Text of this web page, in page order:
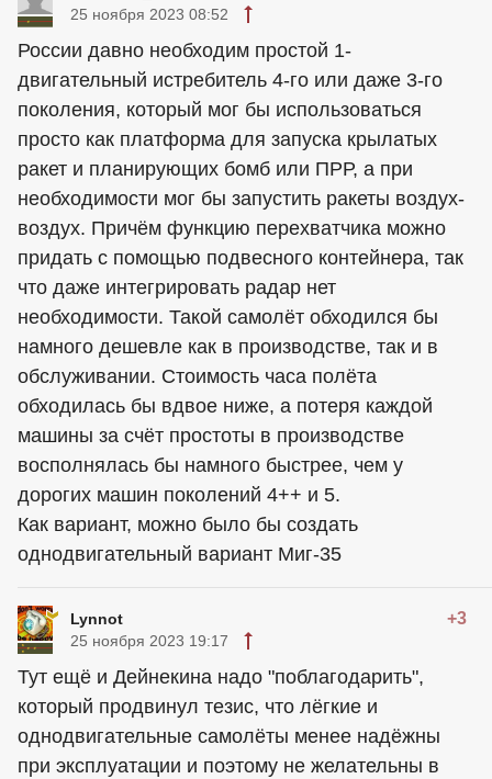
25 ноября 2023 08:52
России давно необходим простой 1-
двигательный истребитель 4-го или даже 3-го
поколения, который мог бы использоваться
просто как платформа для запуска крылатых
ракет и планирующих бомб или ПРР, а при
необходимости мог бы запустить ракеты воздух-
воздух. Причём функцию перехватчика можно
придать с помощью подвесного контейнера, так
что даже интегрировать радар нет
необходимости. Такой самолёт обходился бы
намного дешевле как в производстве, так и в
обслуживании. Стоимость часа полёта
обходилась бы вдвое ниже, а потеря каждой
машины за счёт простоты в производстве
восполнялась бы намного быстрее, чем у
дорогих машин поколений 4++ и 5.
Как вариант, можно было бы создать
однодвигательный вариант Миг-35
Lynnot +3
25 ноября 2023 19:17
Тут ещё и Дейнекина надо "поблагодарить",
который продвинул тезис, что лёгкие и
однодвигательные самолёты менее надёжны
при эксплуатации и поэтому не желательны в